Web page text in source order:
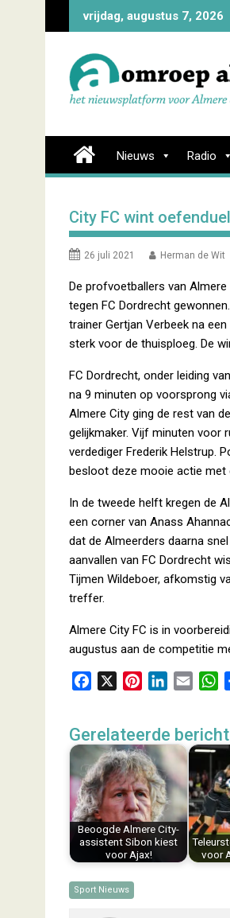
vrijdag, augustus 7, 2026
Nieuws Radio
City FC wint
26 juli 2021 Herman de Wit
De profvoetballers van
tegen FC Dordrecht
trainer Gertjan Verbeek na
sterk voor de thuisploeg. De
FC Dordrecht, onder leiding
na 9 minuten op voorsprong
Almere City ging de rest van
gelijkmaker. Vijf minuten voor
verdediger Frederik Helstrup.
besloot deze mooie actie met
In de tweede helft kregen de
een corner van Anass
dat de Almeerders daarna
aanvallen van FC Dordrecht
Tijmen Wildeboer, afkomstig
treffer.
Almere City FC is in
augustus aan de competitie
e
b
o
o
k
t
e
r
e
s
t
k
d
I
n
i
l
W
t
A
p
p
Gerelateerde
Beoogde Almere City-
assistent Sibon kiest
voor Ajax!
voor
Sport Nieuws